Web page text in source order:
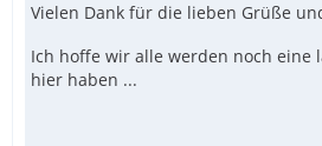
Vielen Dank für die lieben Grüße
Ich hoffe wir alle werden noch eine
hier haben ...